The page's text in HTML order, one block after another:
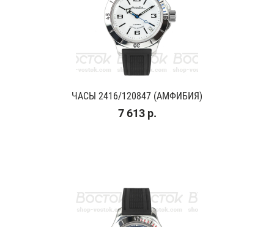
ЧАСЫ 2416/120847 (АМФИБИЯ)
7 613 р.